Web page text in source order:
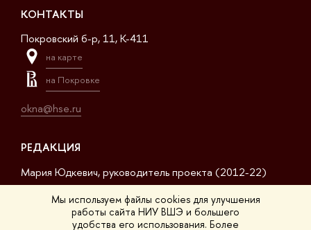
Мы используем файлы cookies для улучшения
работы сайта НИУ ВШЭ и большего
удобства его использования. Более
КОНТАКТЫ
Покровский б-р, 11, K-411
на карте
на Покровке
okna@hse.ru
РЕДАКЦИЯ
Мария Юдкевич, руководитель проекта (2012-22)
Дмитрий Дагаев, руководитель проекта (2022-23)
Сергей Матвеев, шеф-редактор (2017-23)